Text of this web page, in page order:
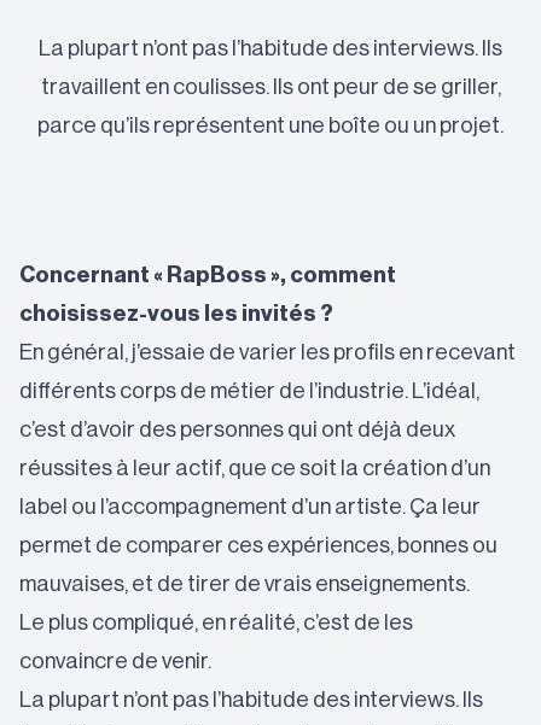
La plupart n’ont pas l’habitude des interviews. Ils
travaillent en coulisses. Ils ont peur de se griller,
parce qu’ils représentent une boîte ou un projet.
Concernant « RapBoss », comment
choisissez-vous les invités ?
En général, j’essaie de varier les profils en recevant
différents corps de métier de l’industrie. L’idéal,
c’est d’avoir des personnes qui ont déjà deux
réussites à leur actif, que ce soit la création d’un
label ou l’accompagnement d’un artiste. Ça leur
permet de comparer ces expériences, bonnes ou
mauvaises, et de tirer de vrais enseignements.
Le plus compliqué, en réalité, c’est de les
convaincre de venir.
La plupart n’ont pas l’habitude des interviews. Ils